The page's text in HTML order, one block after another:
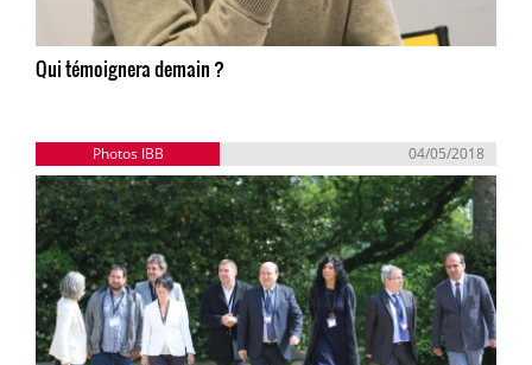
Qui témoignera demain ?
Photos IBB 04/05/2018